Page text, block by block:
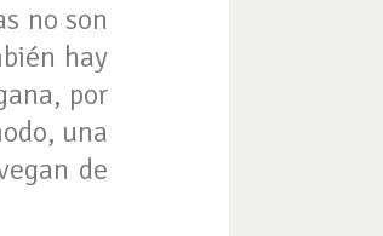
no son
hay
por
una
de